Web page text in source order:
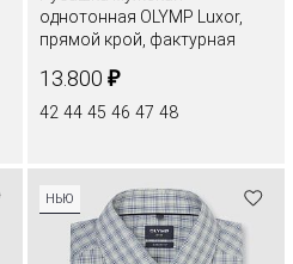
однотонная OLYMP Luxor,
прямой крой, фактурная
13.800 ₽
42 44 45 46 47 48
НЬЮ